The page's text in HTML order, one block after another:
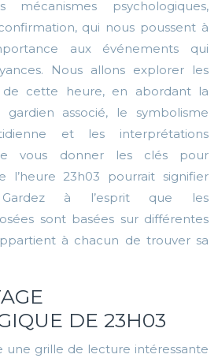
psychologiques,
qui nous poussent à
aux événements qui
Nous allons explorer les
de cette heure, en abordant la
gardien associé, le symbolisme
et les interprétations
vous donner les clés pour
l’heure 23h03 pourrait signifier
Gardez à l’esprit que les
sont basées sur différentes
à chacun de trouver sa
DE 23H03
une grille de lecture intéressante